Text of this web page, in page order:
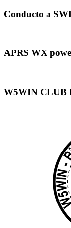
Conducto a
APRS WX
W5WIN CLUB